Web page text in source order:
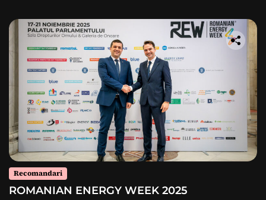
Recomandari
ROMANIAN ENERGY WEEK 2025